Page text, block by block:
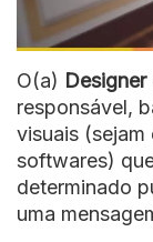
O(a)
responsável,
visuais (sejam
softwares)
determinado
uma